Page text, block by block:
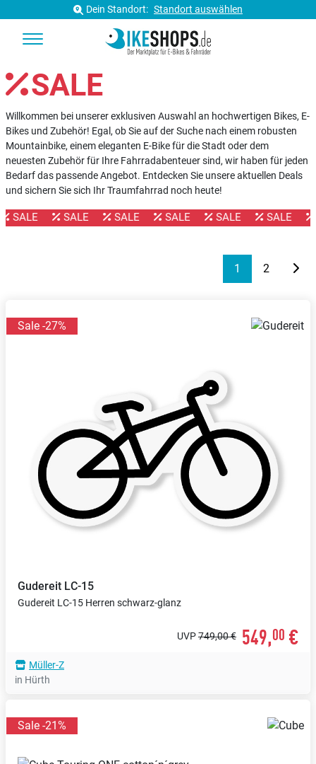
Dein Standort: Standort auswählen
SALE
Willkommen bei unserer exklusiven Auswahl an hochwertigen Bikes, E-
Bikes und Zubehör! Egal, ob Sie auf der Suche nach einem robusten
Mountainbike, einem eleganten E-Bike für die Stadt oder dem
neuesten Zubehör für Ihre Fahrradabenteuer sind, wir haben für jeden
Bedarf das passende Angebot. Entdecken Sie unsere aktuellen Deals
und sichern Sie sich Ihr Traumfahrrad noch heute!
SALE SALE SALE SALE SALE SALE
1 2
Sale -27%
Gudereit LC-15
Gudereit LC-15 Herren schwarz-glanz
UVP749,00 € 549,00 €
Müller-Z
in Hürth
Sale -21%